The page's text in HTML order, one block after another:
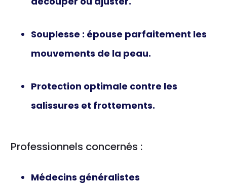
Souplesse : épouse parfaitement les
mouvements de la peau.
Protection optimale contre les
salissures et frottements.
Professionnels concernés :
Médecins généralistes